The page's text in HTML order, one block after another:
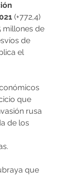
(+772,4)
millones de
de
el
que
rusa
de los
que